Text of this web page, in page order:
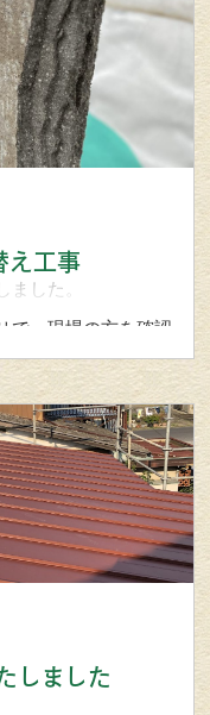
ったのがなよりです
工事
した。
で、現場の方を確認
ってます。
く、直
しました